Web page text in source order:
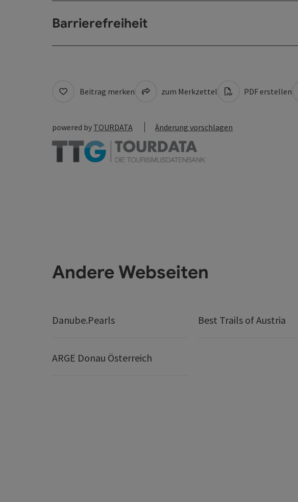
Barrierefreiheit
Beitrag merken zum Merkzettel PDF erstellen
powered by TOURDATA Änderung vorschlagen
Andere Webseiten
Danube.Pearls Best Trails of Austria
ARGE Donau Österreich